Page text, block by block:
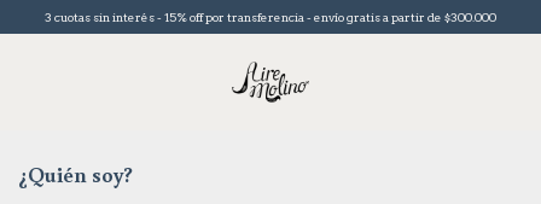
3 cuotas sin interés - 15% off por transferencia - envío gratis a partir de $300.000
¿Quién soy?